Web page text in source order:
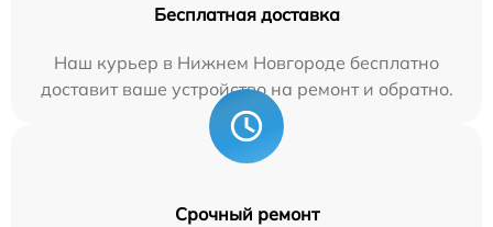
Бесплатная доставка
Наш курьер в Нижнем Новгороде бесплатно
доставит ваше устройство на ремонт и обратно.
Срочный ремонт